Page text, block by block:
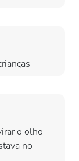
o olho
no